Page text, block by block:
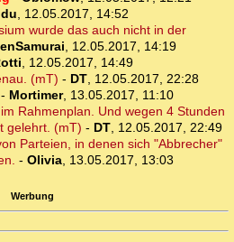
, 12.05.2017, 14:52
wurde das auch nicht in der
, 12.05.2017, 14:19
, 12.05.2017, 14:49
(mT) - DT, 12.05.2017, 22:28
Mortimer, 13.05.2017, 11:10
Rahmenplan. Und wegen 4 Stunden
gelehrt. (mT) - DT, 12.05.2017, 22:49
Parteien, in denen sich "Abbrecher"
- Olivia, 13.05.2017, 13:03
Werbung